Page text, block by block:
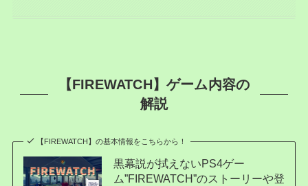
【FIREWATCH】ゲーム内容の
解説
【FIREWATCH】の基本情報をこちらから！
黒幕説が拭えないPS4ゲー
ム”FIREWATCH”のストーリーや登